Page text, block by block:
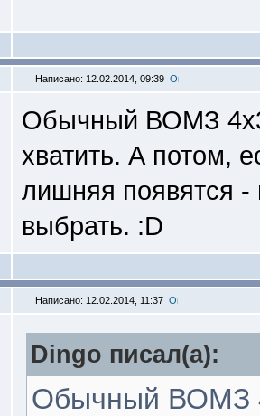
Написано: 12.02.2014, 09:39
Обычный ВОМЗ
хватить. А потом,
лишняя появятся -
выбрать. :D
Написано: 12.02.2014, 11:37
Dingo писал(a):
Обычный ВОМЗ